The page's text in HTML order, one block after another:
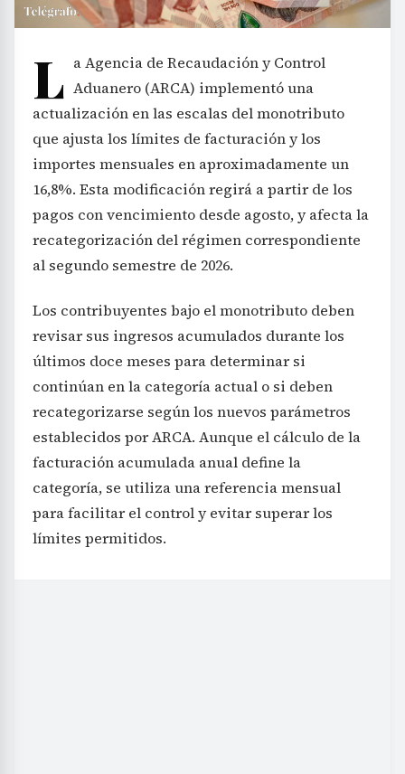
L a Agencia de Recaudación y Control
Aduanero (ARCA) implementó una
actualización en las escalas del monotributo
que ajusta los límites de facturación y los
importes mensuales en aproximadamente un
16,8%. Esta modificación regirá a partir de los
pagos con vencimiento desde agosto, y afecta la
recategorización del régimen correspondiente
al segundo semestre de 2026.
Los contribuyentes bajo el monotributo deben
revisar sus ingresos acumulados durante los
últimos doce meses para determinar si
continúan en la categoría actual o si deben
recategorizarse según los nuevos parámetros
establecidos por ARCA. Aunque el cálculo de la
facturación acumulada anual define la
categoría, se utiliza una referencia mensual
para facilitar el control y evitar superar los
límites permitidos.